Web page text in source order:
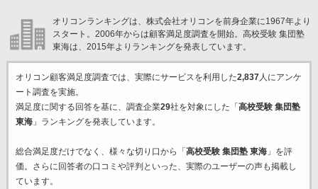
オリコンランキングは、株式会社オリコンを前身企業に1967年より
スタート。2006年からは顧客満足度調査を開始。高校受験 集団塾
東海は、2015年よりランキングを発表しています。
オリコン顧客満足度調査では、実際にサービスを利用した2,837人にアンケ
ート調査を実施。
満足度に関する回答を基に、調査企業29社を対象にした「 高校受験 集団塾
東海」ランキングを発表しています。
総合満足度だけでなく、様々な切り口から「 高校受験 集団塾 東海」を評
価。さらに回答者の口コミや評判といった、実際のユーザーの声も掲載し
ています。